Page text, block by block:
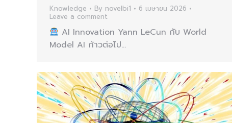
Knowledge By novelbi1
6 เมษายน 2026
Leave a comment
AI Innovation Yann LeCun กับ World
Model AI ก้าวต่อไป…